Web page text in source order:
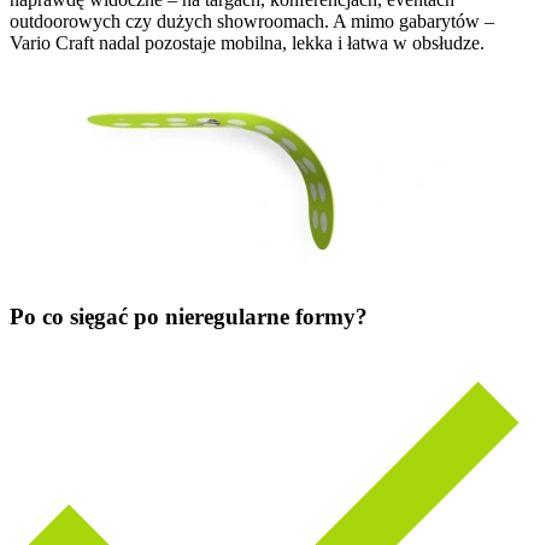
outdoorowych czy dużych showroomach. A mimo gabarytów –
Vario Craft nadal pozostaje mobilna, lekka i łatwa w obsłudze.
Po co sięgać po nieregularne formy?